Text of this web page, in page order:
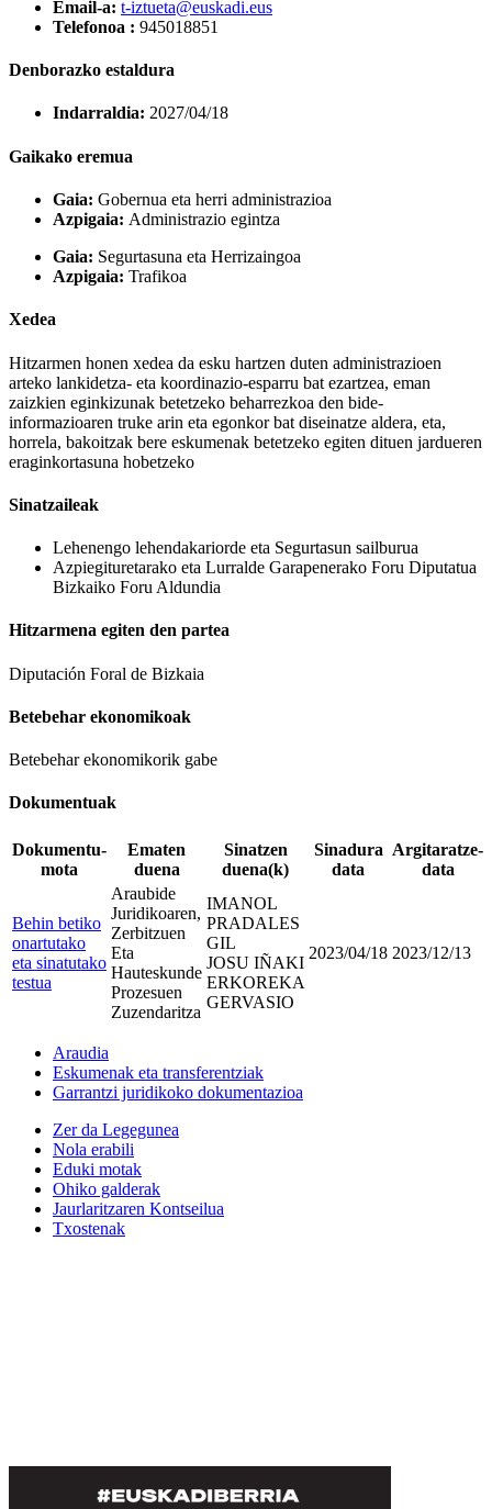
Email-a: t-iztueta@euskadi.eus
Telefonoa : 945018851
Denborazko estaldura
Indarraldia: 2027/04/18
Gaikako eremua
Gaia: Gobernua eta herri administrazioa
Azpigaia: Administrazio egintza
Gaia: Segurtasuna eta Herrizaingoa
Azpigaia: Trafikoa
Xedea
Hitzarmen honen xedea da esku hartzen duten administrazioen
arteko lankidetza- eta koordinazio-esparru bat ezartzea, eman
zaizkien eginkizunak betetzeko beharrezkoa den bide-
informazioaren truke arin eta egonkor bat diseinatze aldera, eta,
horrela, bakoitzak bere eskumenak betetzeko egiten dituen jardueren
eraginkortasuna hobetzeko
Sinatzaileak
Lehenengo lehendakariorde eta Segurtasun sailburua
Azpiegituretarako eta Lurralde Garapenerako Foru Diputatua
Bizkaiko Foru Aldundia
Hitzarmena egiten den partea
Diputación Foral de Bizkaia
Betebehar ekonomikoak
Betebehar ekonomikorik gabe
Dokumentuak
Dokumentu-
mota
Ematen
duena
Sinatzen
duena(k)
Sinadura
data
Argitaratze-
data
Behin betiko
onartutako
eta sinatutako
testua
Araubide
Juridikoaren,
Zerbitzuen
Eta
Hauteskunde
Prozesuen
Zuzendaritza
IMANOL
PRADALES
GIL
JOSU IÑAKI
ERKOREKA
GERVASIO
2023/04/18 2023/12/13
Araudia
Eskumenak eta transferentziak
Garrantzi juridikoko dokumentazioa
Zer da Legegunea
Nola erabili
Eduki motak
Ohiko galderak
Jaurlaritzaren Kontseilua
Txostenak